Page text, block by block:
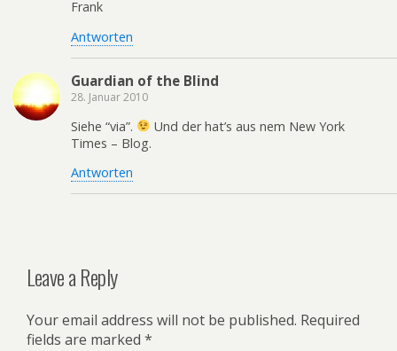
Frank
Antworten
Guardian of the Blind
28. Januar 2010
Siehe “via”.
Und der hat’s aus nem New York
Times – Blog.
Antworten
Leave a Reply
Your email address will not be published. Required
fields are marked *